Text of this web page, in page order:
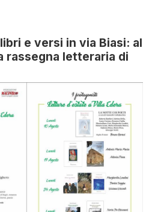
e versi in via Biasi: al
rassegna letteraria di